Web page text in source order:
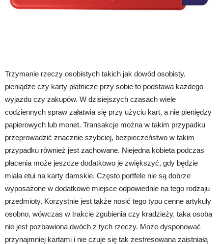
Trzymanie rzeczy osobistych takich jak dowód osobisty,
pieniądze czy karty płatnicze przy sobie to podstawa każdego
wyjazdu czy zakupów. W dzisiejszych czasach wiele
codziennych spraw załatwia się przy użyciu kart, a nie pieniędzy
papierowych lub monet. Transakcje można w takim przypadku
przeprowadzić znacznie szybciej, bezpieczeństwo w takim
przypadku również jest zachowane. Niejedna kobieta podczas
płacenia może jeszcze dodatkowo je zwiększyć, gdy będzie
miała etui na karty damskie. Często portfele nie są dobrze
wyposażone w dodatkowe miejsce odpowiednie na tego rodzaju
przedmioty. Korzystnie jest także nosić tego typu cenne artykuły
osobno, wówczas w trakcie zgubienia czy kradzieży, taka osoba
nie jest pozbawiona dwóch z tych rzeczy. Może dysponować
przynajmniej kartami i nie czuje się tak zestresowana zaistniałą